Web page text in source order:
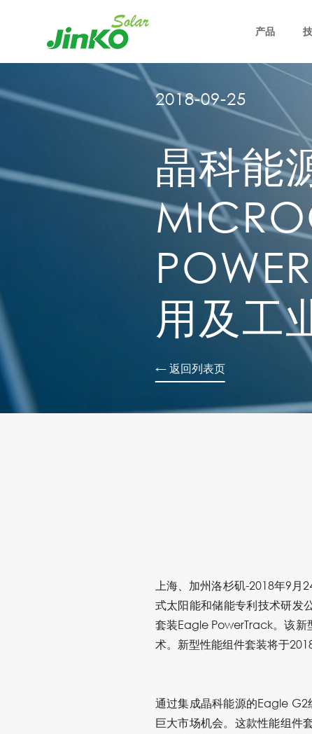
产品
2018-09-25
晶科能
用及工
← 返回列表页
上海、加州洛杉矶-2018年9
式太阳能和储能专利技术研发
套装Eagle PowerTrack。该新
术。新型性能组件套装将于
通过集成晶科能源的Eagle G2
巨大市场机会。这款性能组件